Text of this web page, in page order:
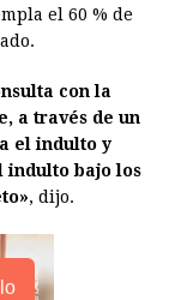
el 60 % de
con la
a través de un
el indulto y
indulto bajo los
, dijo.